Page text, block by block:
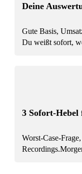
Deine
Gute Basis,
Du weißt sofort,
3 Sofort-Hebel
Worst-Case-